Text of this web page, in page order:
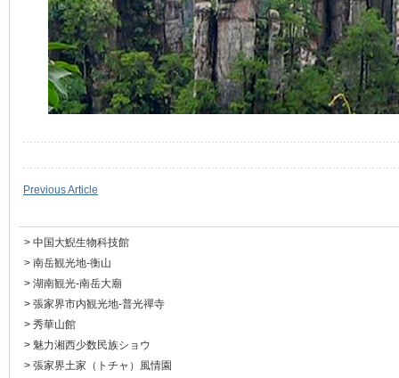
Previous Article
> 中国大鯢生物科技館
> 南岳観光地-衡山
> 湖南観光-南岳大廟
> 張家界市内観光地-普光禪寺
> 秀華山館
> 魅力湘西少数民族ショウ
> 張家界土家（トチャ）風情園